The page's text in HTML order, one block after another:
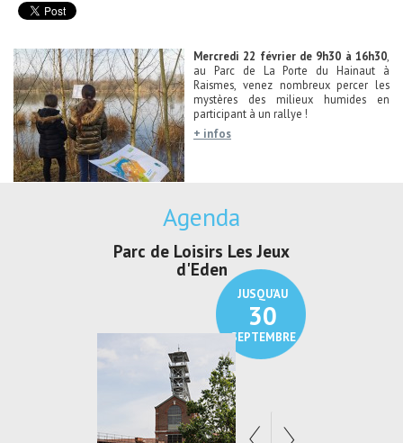
Mercredi 22 février de 9h30 à 16h30
au Parc de La Porte du Hainaut à
Raismes, venez nombreux percer les
mystères des milieux humides en
participant à un rallye !
+ infos
Agenda
SEPTEMBRE
Parc de Loisirs Les Jeux
Exposition "Lucien Jonas
Au pays du charbon ...